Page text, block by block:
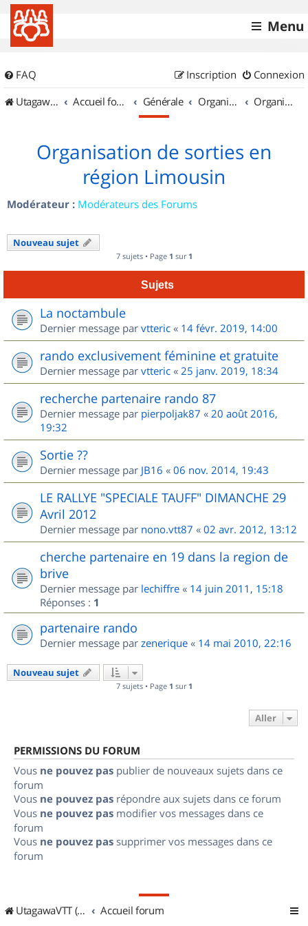
Menu
FAQ Connexion
Inscription
UtagawaVTT (Randos VTT et VTTAE avec traces GPS)
Accueil forum Générale Organisation de sorties & Recherche de partenaires Organisation de sorties en région Limousin
Organisation de sorties en
région Limousin
Modérateur : Modérateurs des Forums
Nouveau sujet
7 sujets • Page 1 sur 1
Sujets
La noctambule
Dernier message par vtteric « 14 févr. 2019, 14:00
rando exclusivement féminine et gratuite
Dernier message par vtteric « 25 janv. 2019, 18:34
recherche partenaire rando 87
Dernier message par pierpoljak87 « 20 août 2016,
19:32
Sortie ??
Dernier message par JB16 « 06 nov. 2014, 19:43
LE RALLYE "SPECIALE TAUFF" DIMANCHE 29
Avril 2012
Dernier message par nono.vtt87 « 02 avr. 2012, 13:12
cherche partenaire en 19 dans la region de
brive
Dernier message par lechiffre « 14 juin 2011, 15:18
Réponses : 1
partenaire rando
Dernier message par zenerique « 14 mai 2010, 22:16
Nouveau sujet
7 sujets • Page 1 sur 1
Aller
PERMISSIONS DU FORUM
Vous ne pouvez pas publier de nouveaux sujets dans ce
forum
Vous ne pouvez pas répondre aux sujets dans ce forum
Vous ne pouvez pas modifier vos messages dans ce
forum
Vous ne pouvez pas supprimer vos messages dans ce
forum
UtagawaVTT (Randos VTT et VTTAE avec traces GPS) Accueil forum